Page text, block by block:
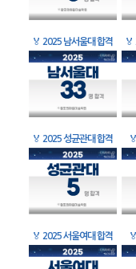
🏅 2025 남서울대 합격 🏅
🏅 2025 성균관대 합격 🏅
🏅 2025 서울여대 합격 🏅